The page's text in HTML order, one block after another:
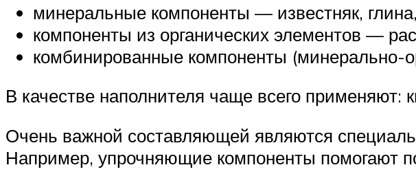
минеральные компоненты — известняк,
компоненты из органических элементов —
комбинированные компоненты (минерально-
В качестве наполнителя чаще всего
Очень важной составляющей являются
Например, упрочняющие компоненты помогают